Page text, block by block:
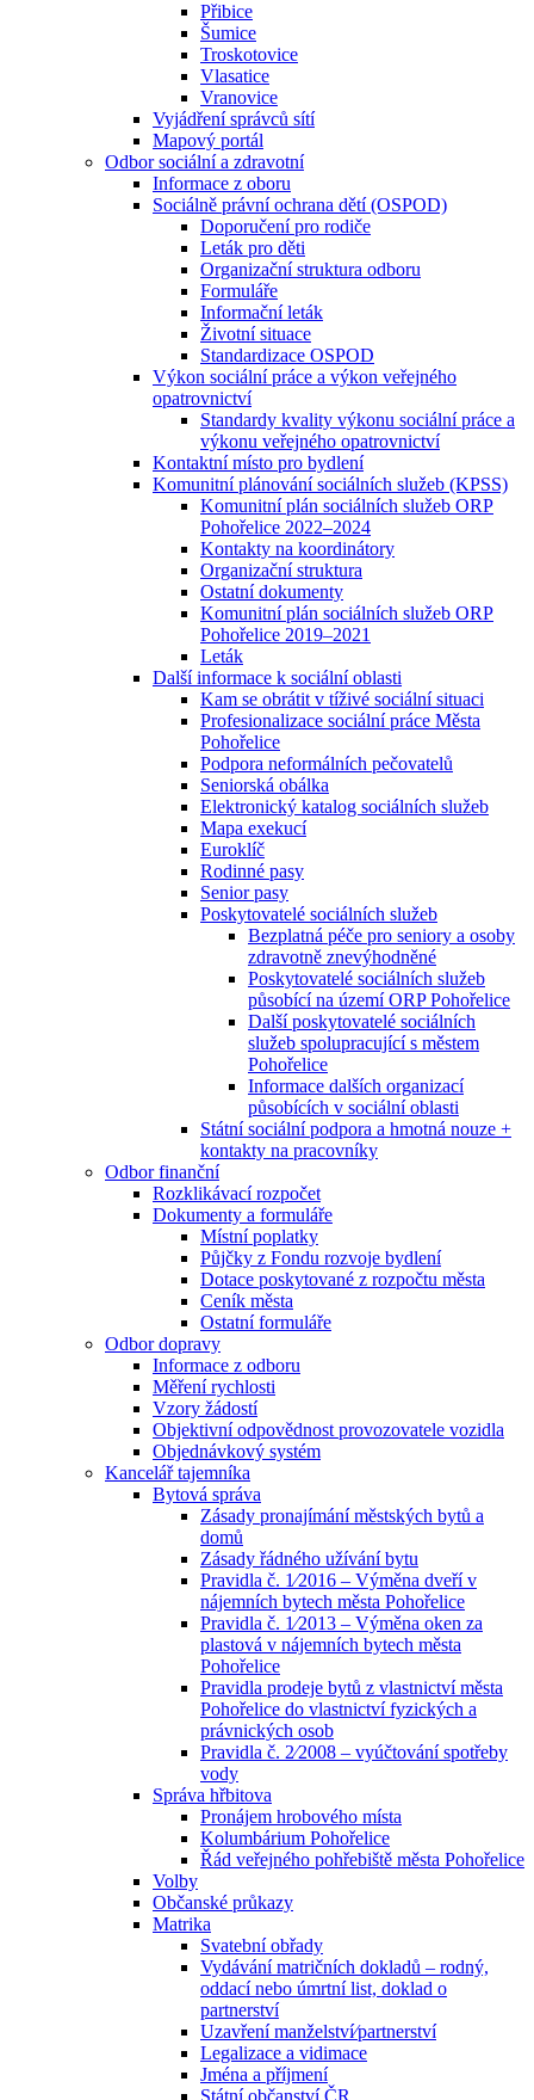
Přibice
Šumice
Troskotovice
Vlasatice
Vranovice
Vyjádření správců sítí
Mapový portál
Odbor sociální a zdravotní
Informace z oboru
Sociálně právní ochrana dětí (OSPOD)
Doporučení pro rodiče
Leták pro děti
Organizační struktura odboru
Formuláře
Informační leták
Životní situace
Standardizace OSPOD
Výkon sociální práce a výkon veřejného
opatrovnictví
Standardy kvality výkonu sociální práce a
výkonu veřejného opatrovnictví
Kontaktní místo pro bydlení
Komunitní plánování sociálních služeb (KPSS)
Komunitní plán sociálních služeb ORP
Pohořelice 2022–2024
Kontakty na koordinátory
Organizační struktura
Ostatní dokumenty
Komunitní plán sociálních služeb ORP
Pohořelice 2019–2021
Leták
Další informace k sociální oblasti
Kam se obrátit v tíživé sociální situaci
Profesionalizace sociální práce Města
Pohořelice
Podpora neformálních pečovatelů
Seniorská obálka
Elektronický katalog sociálních služeb
Mapa exekucí
Euroklíč
Rodinné pasy
Senior pasy
Poskytovatelé sociálních služeb
Bezplatná péče pro seniory a osoby
zdravotně znevýhodněné
Poskytovatelé sociálních služeb
působící na území ORP Pohořelice
Další poskytovatelé sociálních
služeb spolupracující s městem
Pohořelice
Informace dalších organizací
působících v sociální oblasti
Státní sociální podpora a hmotná nouze +
kontakty na pracovníky
Odbor finanční
Rozklikávací rozpočet
Dokumenty a formuláře
Místní poplatky
Půjčky z Fondu rozvoje bydlení
Dotace poskytované z rozpočtu města
Ceník města
Ostatní formuláře
Odbor dopravy
Informace z odboru
Měření rychlosti
Vzory žádostí
Objektivní odpovědnost provozovatele vozidla
Objednávkový systém
Kancelář tajemníka
Bytová správa
Zásady pronajímání městských bytů a
domů
Zásady řádného užívání bytu
Pravidla č. 1⁄2016 – Výměna dveří v
nájemních bytech města Pohořelice
Pravidla č. 1⁄2013 – Výměna oken za
plastová v nájemních bytech města
Pohořelice
Pravidla prodeje bytů z vlastnictví města
Pohořelice do vlastnictví fyzických a
právnických osob
Pravidla č. 2⁄2008 – vyúčtování spotřeby
vody
Správa hřbitova
Pronájem hrobového místa
Kolumbárium Pohořelice
Řád veřejného pohřebiště města Pohořelice
Volby
Občanské průkazy
Matrika
Svatební obřady
Vydávání matričních dokladů – rodný,
oddací nebo úmrtní list, doklad o
partnerství
Uzavření manželství⁄partnerství
Legalizace a vidimace
Jména a příjmení
Státní občanství ČR